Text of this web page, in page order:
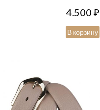
4.500₽
В корзину